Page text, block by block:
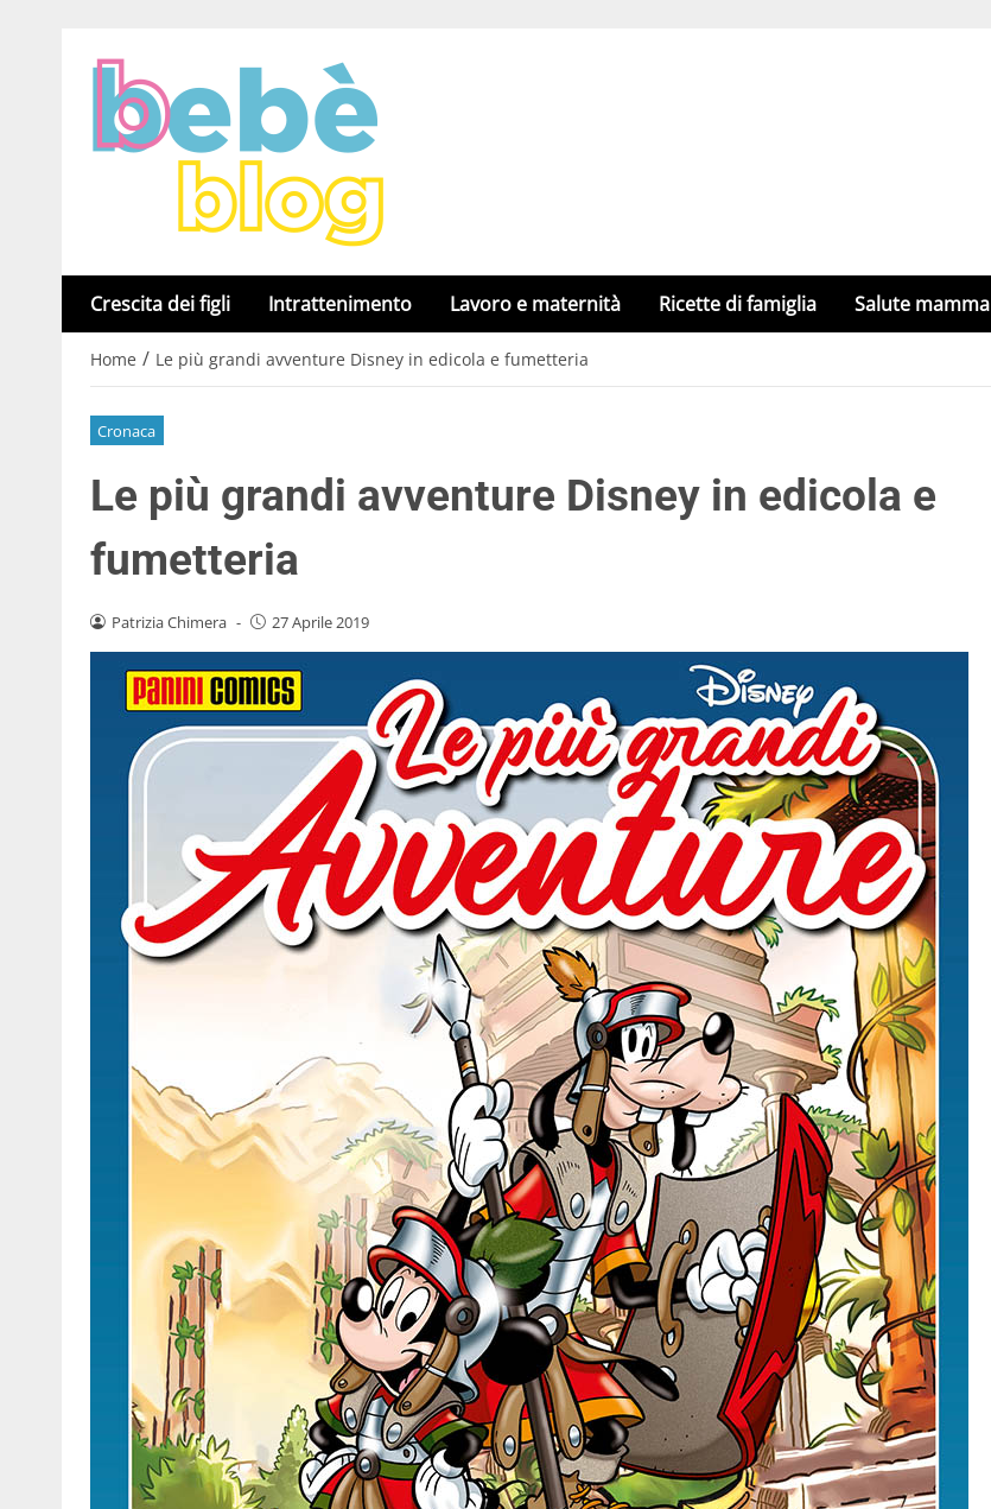
Crescita dei figli Intrattenimento Lavoro e maternità Ricette di famiglia Salute mamma
Home / Le più grandi avventure Disney in edicola e fumetteria
Cronaca
Le più grandi avventure Disney in edicola e
fumetteria
Patrizia Chimera - 27 Aprile 2019